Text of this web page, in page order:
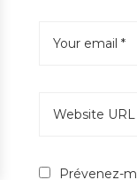
Prévenez-